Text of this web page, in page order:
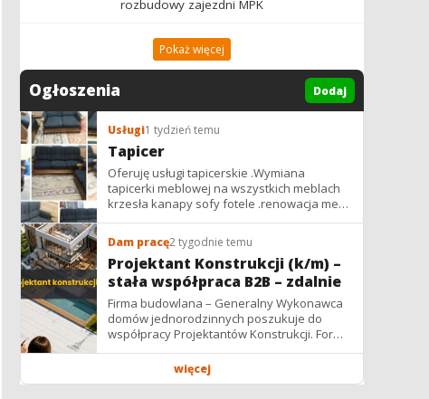
rozbudowy zajezdni MPK
Pokaż więcej
Ogłoszenia Dodaj
Usługi1 tydzień temu
Tapicer
Oferuję usługi tapicerskie .Wymiana
tapicerki meblowej na wszystkich meblach
krzesła kanapy sofy fotele .renowacja mebli
vintage,PRL. glamur
Dam pracę2 tygodnie temu
Projektant Konstrukcji (k/m) –
stała współpraca B2B – zdalnie
Firma budowlana – Generalny Wykonawca
domów jednorodzinnych poszukuje do
współpracy Projektantów Konstrukcji. Forma
współpracy: B2B / podwykonawstwo –
więcej